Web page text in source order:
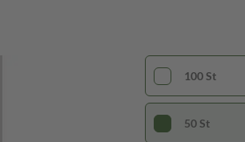
100 St
50 St